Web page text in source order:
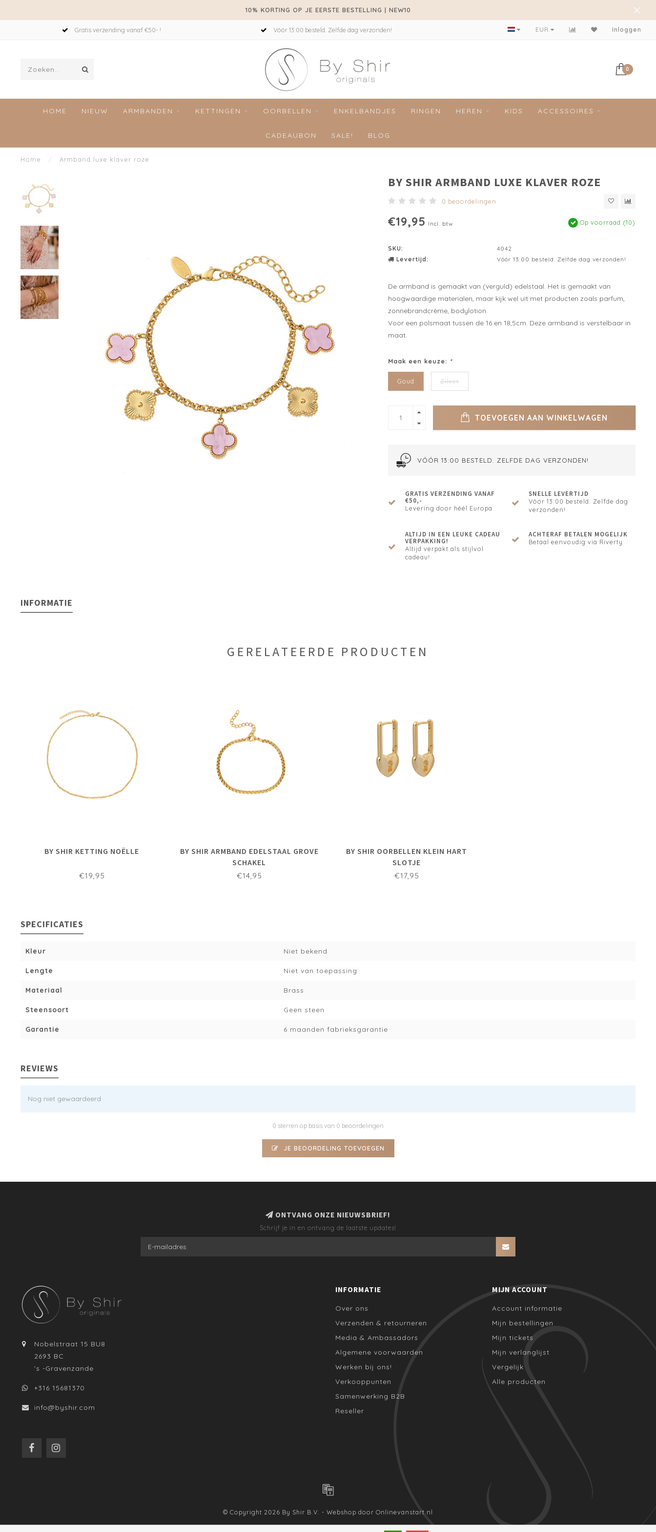
10% KORTING OP JE EERSTE BESTELLING | NEW10
Gratis verzending vanaf €50- ! Vóór 13:00 besteld. Zelfde dag verzonden! EUR Inloggen
0
HOME NIEUW ARMBANDEN KETTINGEN OORBELLEN ENKELBANDJES RINGEN HEREN KIDS ACCESSOIRES
CADEAUBON SALE! BLOG
Home / Armband luxe klaver roze
BY SHIR ARMBAND LUXE KLAVER ROZE
0 beoordelingen
€19,95 Incl. btw Op voorraad (10)
SKU:
4042
Levertijd:
Vóór 13:00 besteld. Zelfde dag verzonden!
De armband is gemaakt van (verguld) edelstaal. Het is gemaakt van
hoogwaardige materialen, maar kijk wel uit met producten zoals parfum,
zonnebrandcrème, bodylotion.
Voor een polsmaat tussen de 16 en 18,5cm. Deze armband is verstelbaar in
maat.
Maak een keuze: *
Goud Zilver
TOEVOEGEN AAN WINKELWAGEN
VÓÓR 13:00 BESTELD. ZELFDE DAG VERZONDEN!
GRATIS VERZENDING VANAF
€50,-
Levering door héél Europa
SNELLE LEVERTIJD
Vóór 13:00 besteld. Zelfde dag
verzonden!
ALTIJD IN EEN LEUKE CADEAU
VERPAKKING!
Altijd verpakt als stijlvol
cadeau!
ACHTERAF BETALEN MOGELIJK
Betaal eenvoudig via Riverty
INFORMATIE
GERELATEERDE PRODUCTEN
BY SHIR KETTING NOËLLE
€19,95
BY SHIR ARMBAND EDELSTAAL GROVE
SCHAKEL
€14,95
BY SHIR OORBELLEN KLEIN HART
SLOTJE
€17,95
SPECIFICATIES
Kleur Niet bekend
Lengte Niet van toepassing
Materiaal Brass
Steensoort Geen steen
Garantie 6 maanden fabrieksgarantie
REVIEWS
Nog niet gewaardeerd
0 sterren op basis van 0 beoordelingen
JE BEOORDELING TOEVOEGEN
ONTVANG ONZE NIEUWSBRIEF!
Schrijf je in en ontvang de laatste updates!
Nobelstraat 15 BU8
2693 BC
's -Gravenzande
+316 15681370
info@byshir.com
INFORMATIE
Over ons
Verzenden & retourneren
Media & Ambassadors
Algemene voorwaarden
Werken bij ons!
Verkooppunten
Samenwerking B2B
Reseller
MIJN ACCOUNT
Account informatie
Mijn bestellingen
Mijn tickets
Mijn verlanglijst
Vergelijk
Alle producten
© Copyright 2026 By Shir B.V. - Webshop door Onlinevanstart.nl